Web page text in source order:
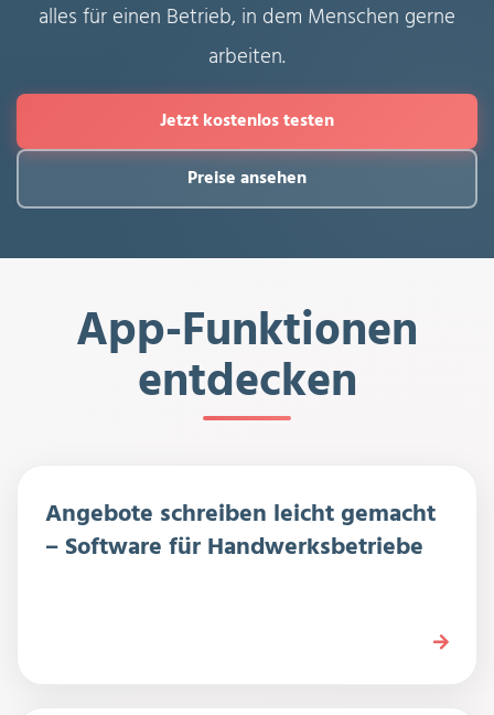
alles für einen Betrieb, in dem Menschen gerne
arbeiten.
Jetzt kostenlos testen
Preise ansehen
App-Funktionen
entdecken
Angebote schreiben leicht gemacht
– Software für Handwerksbetriebe